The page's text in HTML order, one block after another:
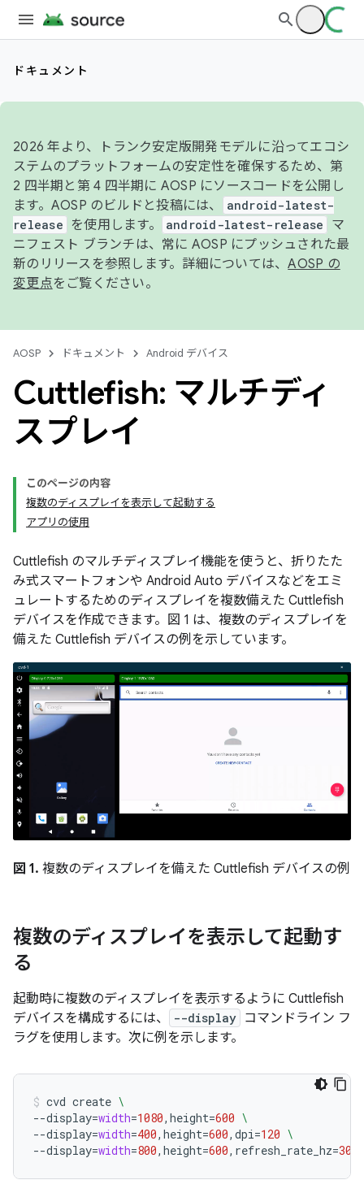
ドキュメント
2026 年より、トランク安定版開発モデルに沿ってエコシ
ステムのプラットフォームの安定性を確保するため、第
2 四半期と第 4 四半期に AOSP にソースコードを公開し
ます。AOSP のビルドと投稿には、
android-latest-
release
を使用します。 android-latest-release
マ
ニフェスト ブランチは、常に AOSP にプッシュされた最
新のリリースを参照します。詳細については、AOSP の
変更点をご覧ください。
AOSP ドキュメント Android デバイス
Cuttlefish: マルチディ
スプレイ
このページの内容
複数のディスプレイを表示して起動する
アプリの使用
Cuttlefish のマルチディスプレイ機能を使うと、折りたた
み式スマートフォンや Android Auto デバイスなどをエミ
ュレートするためのディスプレイを複数備えた Cuttlefish
デバイスを作成できます。図 1 は、複数のディスプレイを
備えた Cuttlefish デバイスの例を示しています。
図 1. 複数のディスプレイを備えた Cuttlefish デバイスの例
複数のディスプレイを表示して起動す
る
起動時に複数のディスプレイを表示するように Cuttlefish
デバイスを構成するには、
--display コマンドライン フ
ラグを使用します。次に例を示します。
cvd create \
--display=width=1080,height=600 \
--display=width=400,height=600,dpi=120 \
--display=width=800,height=600,refresh_rate_hz=30